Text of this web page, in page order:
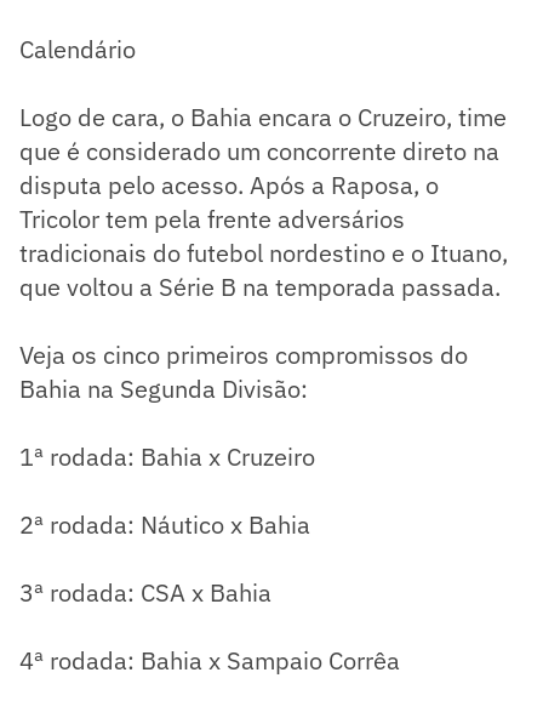
Calendário
Logo de cara, o Bahia encara o Cruzeiro, time
que é considerado um concorrente direto na
disputa pelo acesso. Após a Raposa, o
Tricolor tem pela frente adversários
tradicionais do futebol nordestino e o Ituano,
que voltou a Série B na temporada passada.
Veja os cinco primeiros compromissos do
Bahia na Segunda Divisão:
1ª rodada: Bahia x Cruzeiro
2ª rodada: Náutico x Bahia
3ª rodada: CSA x Bahia
4ª rodada: Bahia x Sampaio Corrêa